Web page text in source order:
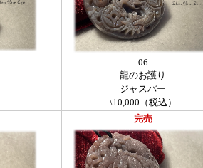
06
龍のお護り
ジャスパー
\10,000（税込）
完売